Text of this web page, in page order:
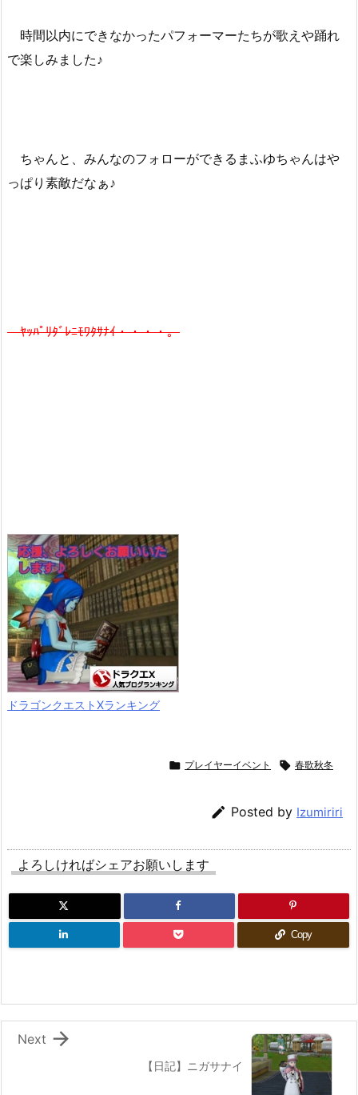
時間以内にできなかったパフォーマーたちが歌えや踊れ
で楽しみました♪
ちゃんと、みんなのフォローができるまふゆちゃんはや
っぱり素敵だなぁ♪
ﾔｯﾊﾟﾘﾀﾞﾚﾆﾓﾜﾀｻﾅｲ・・・・。
ドラゴンクエストXランキング
 プレイヤーイベント  春歌秋冬
 Posted by Izumiriri
よろしければシェアお願いします
Copy
【日記】ニガサナイ

Next